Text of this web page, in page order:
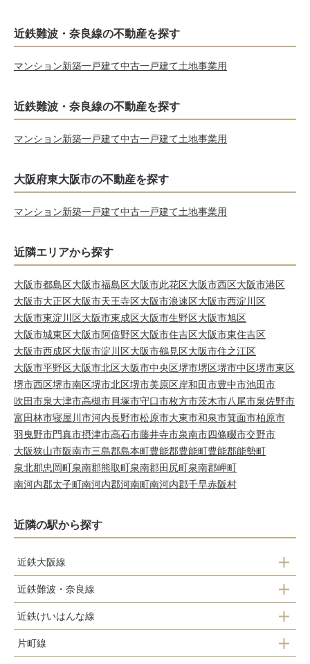
近鉄難波・奈良線の不動産を探す
マンション新築一戸建て中古一戸建て土地事業用
近鉄難波・奈良線の不動産を探す
マンション新築一戸建て中古一戸建て土地事業用
大阪府東大阪市の不動産を探す
マンション新築一戸建て中古一戸建て土地事業用
近隣エリアから探す
大阪市都島区大阪市福島区大阪市此花区大阪市西区大阪市港区
大阪市大正区大阪市天王寺区大阪市浪速区大阪市西淀川区
大阪市東淀川区大阪市東成区大阪市生野区大阪市旭区
大阪市城東区大阪市阿倍野区大阪市住吉区大阪市東住吉区
大阪市西成区大阪市淀川区大阪市鶴見区大阪市住之江区
大阪市平野区大阪市北区大阪市中央区堺市堺区堺市中区堺市東区
堺市西区堺市南区堺市北区堺市美原区岸和田市豊中市池田市
吹田市泉大津市高槻市貝塚市守口市枚方市茨木市八尾市泉佐野市
富田林市寝屋川市河内長野市松原市大東市和泉市箕面市柏原市
羽曳野市門真市摂津市高石市藤井寺市泉南市四條畷市交野市
大阪狭山市阪南市三島郡島本町豊能郡豊能町豊能郡能勢町
泉北郡忠岡町泉南郡熊取町泉南郡田尻町泉南郡岬町
南河内郡太子町南河内郡河南町南河内郡千早赤阪村
近隣の駅から探す
近鉄大阪線
布施駅
俊徳道駅
長瀬駅
近鉄難波・奈良線
布施駅
河内永和駅
近鉄けいはんな線
長田駅
片町線